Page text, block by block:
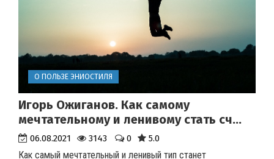
О ПОЛЬЗЕ ЭНИОСТИЛЯ
Игорь Ожиганов. Как самому
мечтательному и ленивому стать сч...
06.08.2021 3143 0 5.0
Как самый мечтательный и ленивый тип станет